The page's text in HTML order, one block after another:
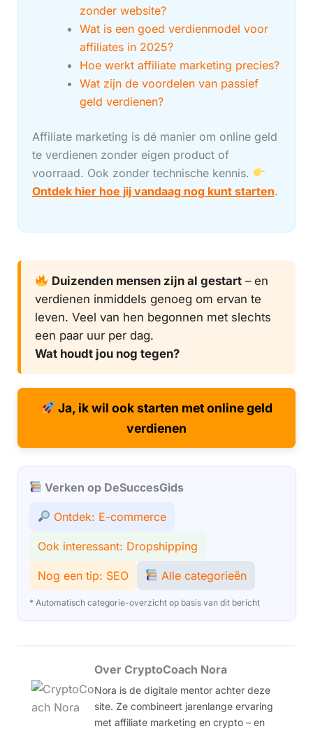
zonder website?
Wat is een goed verdienmodel voor
affiliates in 2025?
Hoe werkt affiliate marketing precies?
Wat zijn de voordelen van passief
geld verdienen?
Affiliate marketing is dé manier om online geld
te verdienen zonder eigen product of
voorraad. Ook zonder technische kennis.
Ontdek hier hoe jij vandaag nog kunt starten.
Duizenden mensen zijn al gestart– en
verdienen inmiddels genoeg om ervan te
leven. Veel van hen begonnen met slechts
een paar uur per dag.
Wat houdt jou nog tegen?
Ja, ik wil ook starten met online geld
verdienen
Verken op DeSuccesGids
Ontdek: E-commerce
Ook interessant: Dropshipping
Nog een tip: SEO Alle categorieën
* Automatisch categorie-overzicht op basis van dit bericht
Over CryptoCoach Nora
Nora is de digitale mentor achter deze
site. Ze combineert jarenlange ervaring
met affiliate marketing en crypto – en